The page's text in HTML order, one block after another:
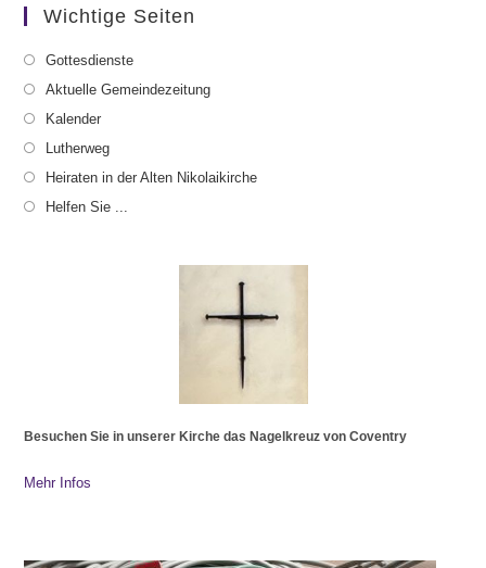
Wichtige Seiten
Gottesdienste
Aktuelle Gemeindezeitung
Kalender
Lutherweg
Heiraten in der Alten Nikolaikirche
Helfen Sie ...
Besuchen Sie in unserer Kirche das Nagelkreuz von Coventry
Mehr Infos